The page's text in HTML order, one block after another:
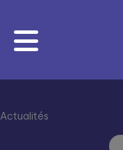
Actualités